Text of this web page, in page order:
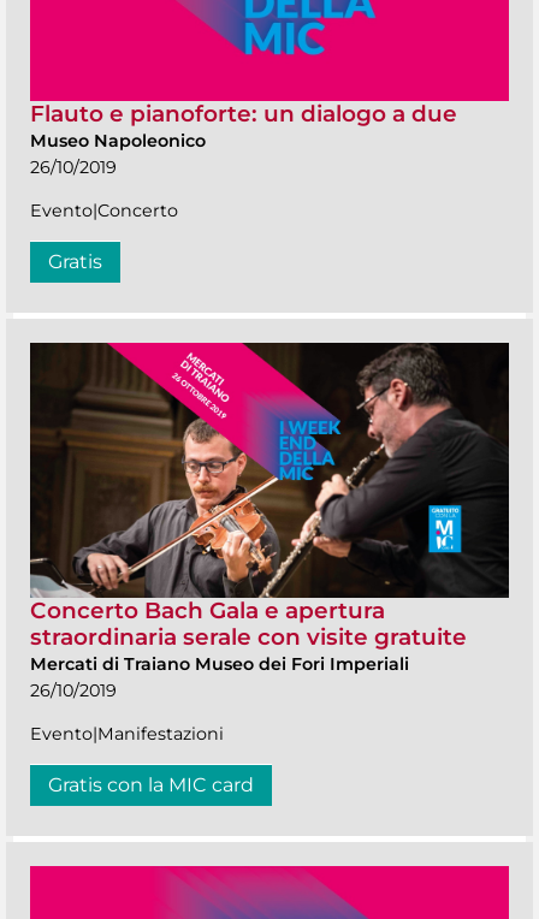
Flauto e pianoforte: un dialogo a due
Museo Napoleonico
26/10/2019
Evento|Concerto
Gratis
Concerto Bach Gala e apertura
straordinaria serale con visite gratuite
Mercati di Traiano Museo dei Fori Imperiali
26/10/2019
Evento|Manifestazioni
Gratis con la MIC card